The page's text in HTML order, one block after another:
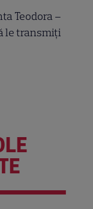
Teodora –
le transmiți